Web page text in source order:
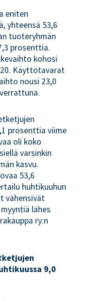
eniten
yhteensä 53,6
tuoteryhmän
prosenttia.
kohosi
Käyttötavarat
nousi 23,0
prosenttia viime
oli koko
varsinkin
kasvu.
53,6
huhtikuuhun
vähensivät
lähes
ry:n
9,0